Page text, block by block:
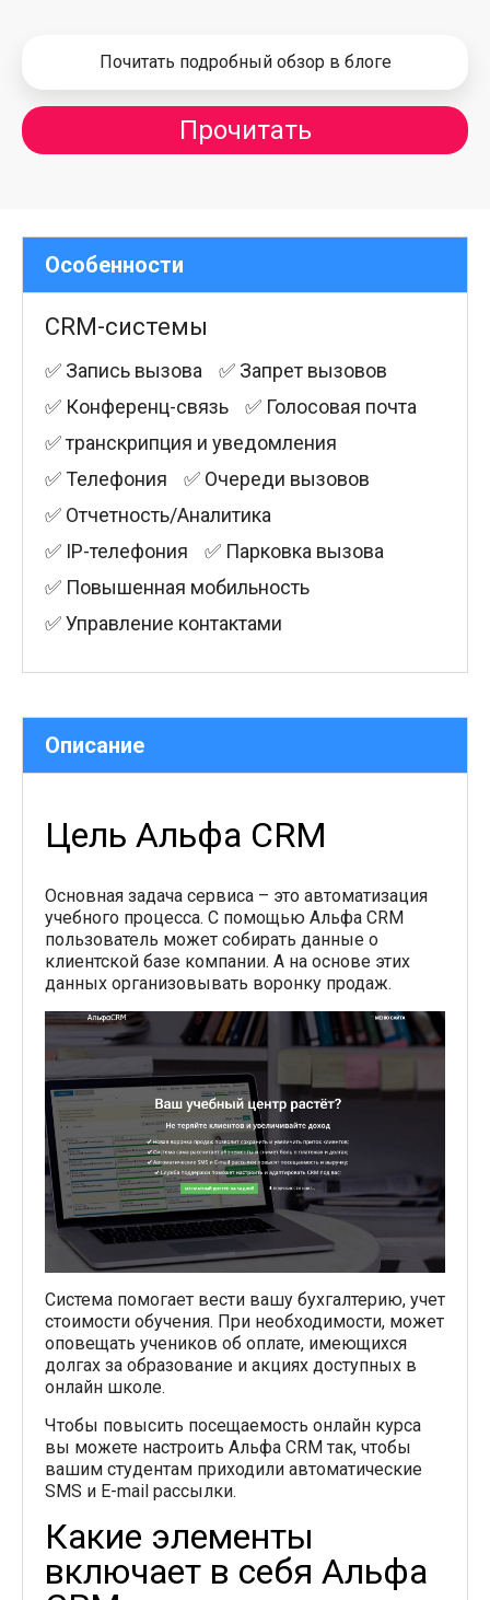
Почитать подробный обзор в блоге
Прочитать
Особенности
CRM-системы
✅ Запись вызова
✅ Запрет вызовов
✅ Конференц-связь
✅ Голосовая почта
✅ транскрипция и уведомления
✅ Телефония
✅ Очереди вызовов
✅ Отчетность/Аналитика
✅ IP-телефония
✅ Парковка вызова
✅ Повышенная мобильность
✅ Управление контактами
Описание
Цель Альфа CRM
Основная задача сервиса – это автоматизация
учебного процесса. С помощью Альфа CRM
пользователь может собирать данные о
клиентской базе компании. А на основе этих
данных организовывать воронку продаж.
Система помогает вести вашу бухгалтерию, учет
стоимости обучения. При необходимости, может
оповещать учеников об оплате, имеющихся
долгах за образование и акциях доступных в
онлайн школе.
Чтобы повысить посещаемость онлайн курса
вы можете настроить Альфа CRM так, чтобы
вашим студентам приходили автоматические
SMS и E-mail рассылки.
Какие элементы
включает в себя Альфа